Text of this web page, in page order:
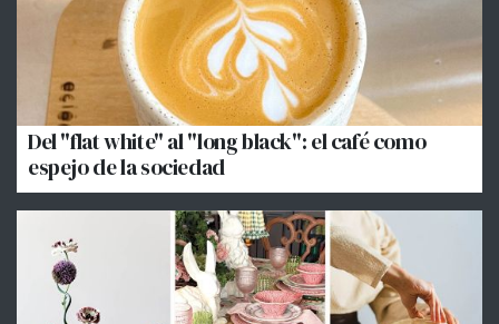
Del "flat white" al "long black": el café como
espejo de la sociedad